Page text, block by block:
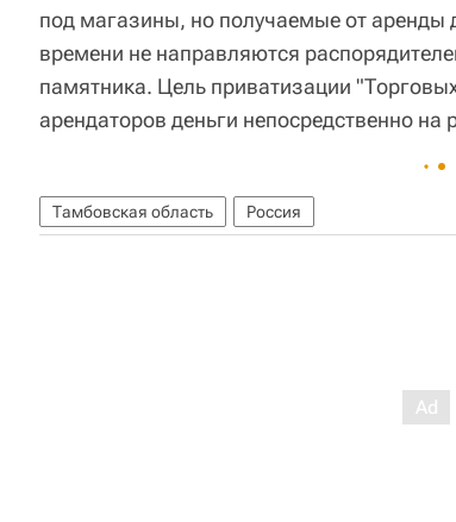
под магазины, но получаемые от аренды
времени не направляются
памятника. Цель приватизации
арендаторов деньги непосредственно
Тамбовская область Россия